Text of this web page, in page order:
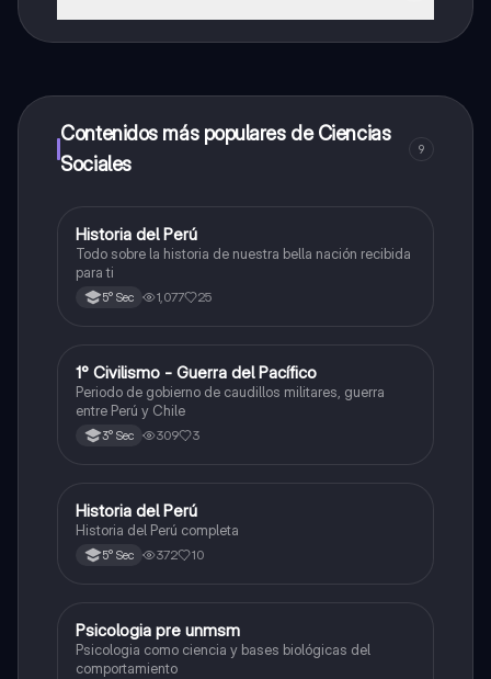
a determinadas funciones.
Contenidos más populares de Ciencias
Sociales
9
Ciencias Sociales
Historia del Perú
Todo sobre la historia de nuestra bella nación recibida
para ti
5° Sec 1,077 25
Ciencias Sociales
1° Civilismo - Guerra del Pacífico
Periodo de gobierno de caudillos militares, guerra
entre Perú y Chile
3° Sec 309 3
Ciencias Sociales
Historia del Perú
Historia del Perú completa
5° Sec 372 10
Ciencias Sociales
Psicologia pre unmsm
Psicologia como ciencia y bases biológicas del
comportamiento